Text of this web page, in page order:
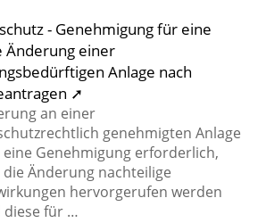
- Genehmigung für eine
Änderung einer
Anlage nach
➚
an einer
genehmigten Anlage
Genehmigung erforderlich,
Änderung nachteilige
hervorgerufen werden
diese für …